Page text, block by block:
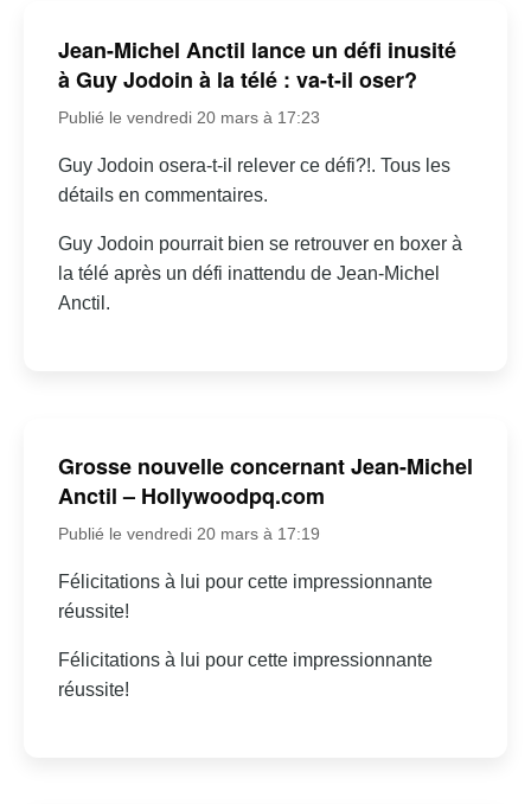
Jean-Michel Anctil lance un défi inusité
à Guy Jodoin à la télé : va-t-il oser?
Publié le vendredi 20 mars à 17:23
Guy Jodoin osera-t-il relever ce défi?!. Tous les
détails en commentaires.
Guy Jodoin pourrait bien se retrouver en boxer à
la télé après un défi inattendu de Jean-Michel
Anctil.
Grosse nouvelle concernant Jean-Michel
Anctil – Hollywoodpq.com
Publié le vendredi 20 mars à 17:19
Félicitations à lui pour cette impressionnante
réussite!
Félicitations à lui pour cette impressionnante
réussite!